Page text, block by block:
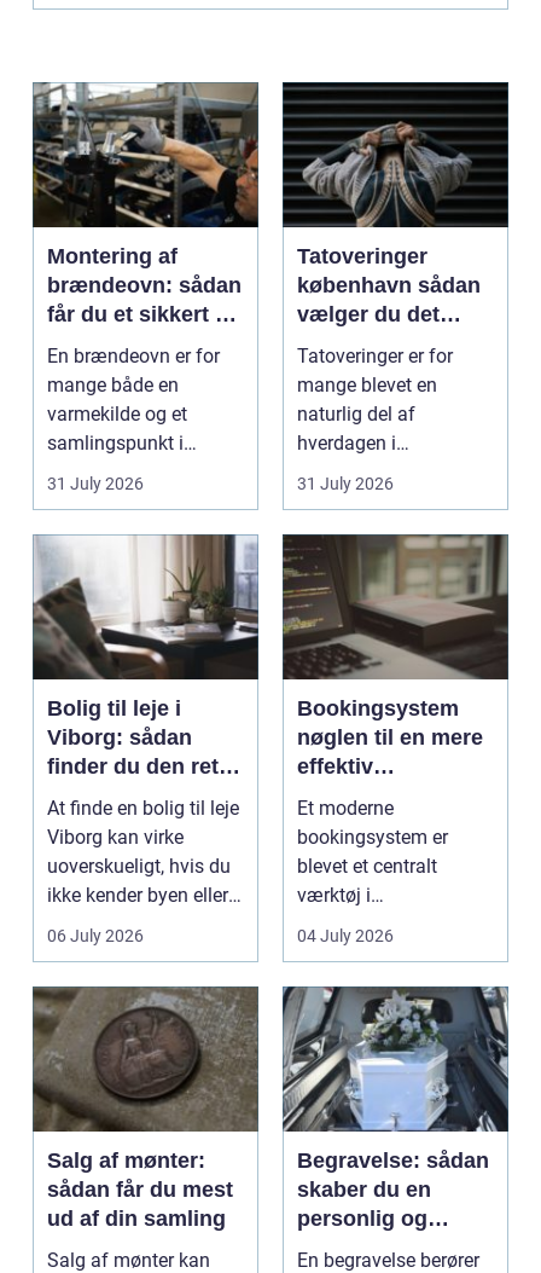
Montering af
brændeovn: sådan
får du et sikkert og
smukt resultat
En brændeovn er for
mange både en
varmekilde og et
samlingspunkt i
hjemmet. Flammerne
31 July 2026
Tatoveringer
københavn sådan
vælger du det
rigtige studie
Tatoveringer er for
mange blevet en
naturlig del af
hverdagen i
København. Byen er
fyldt med dygtige...
31 July 2026
Bolig til leje i
Viborg: sådan
finder du den rette
lejlighed
At finde en bolig til leje
Viborg kan virke
uoverskueligt, hvis du
ikke kender byen eller
det lokale...
06 July 2026
Bookingsystem
nøglen til en mere
effektiv
klinikhverdag
Et moderne
bookingsystem er
blevet et centralt
værktøj i
sundhedssektoren.
Klinikker, praksis og
beh...
04 July 2026
Salg af mønter:
sådan får du mest
ud af din samling
Salg af mønter kan
Begravelse: sådan
skaber du en
personlig og
respektfuld afsked
En begravelse berører